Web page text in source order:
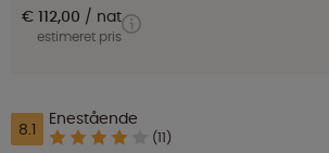
€ 112,00 nat
estimeret pris
8.1 Enestående
(11)